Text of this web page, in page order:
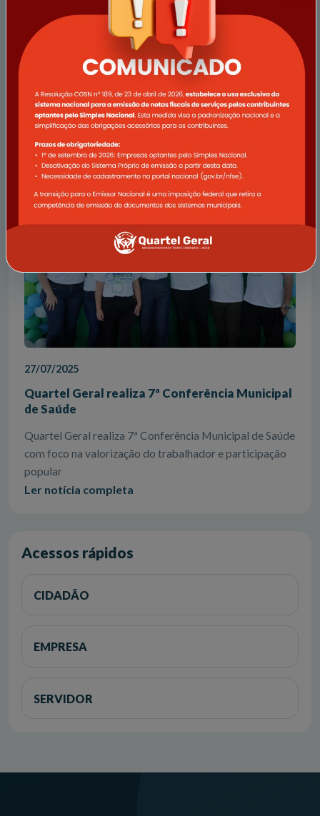
Atualização do Sistema Tributário Municipal e
Indisponibilidade Temporária de Serviços
A Prefeitura Municipal de Quartel Geral informa que
realizará uma importante atualização em seu sistema
tributário, visando oferecer serviços mais ágeis, seguros
e eficientes para todos
Ler notícia completa
27/07/2025
Quartel Geral realiza 7ª Conferência Municipal
de Saúde
Quartel Geral realiza 7ª Conferência Municipal de Saúde
com foco na valorização do trabalhador e participação
popular
Ler notícia completa
Acessos rápidos
CIDADÃO
EMPRESA
SERVIDOR